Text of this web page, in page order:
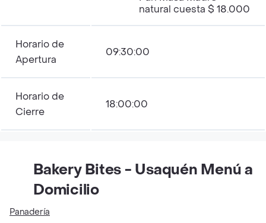
natural cuesta $ 18.000
Horario de
Apertura
09:30:00
Horario de
Cierre
18:00:00
Bakery Bites - Usaquén Menú a
Domicilio
Panadería